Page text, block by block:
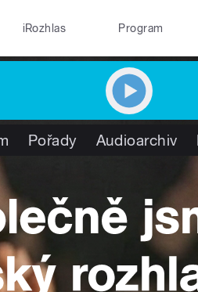
iRozhlas Program
Pořady Audioarchiv